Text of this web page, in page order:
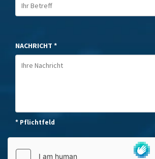
NACHRICHT *
* Pflichtfeld